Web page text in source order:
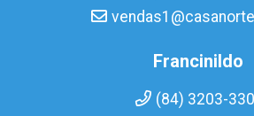
Francinildo
(84) 3203-